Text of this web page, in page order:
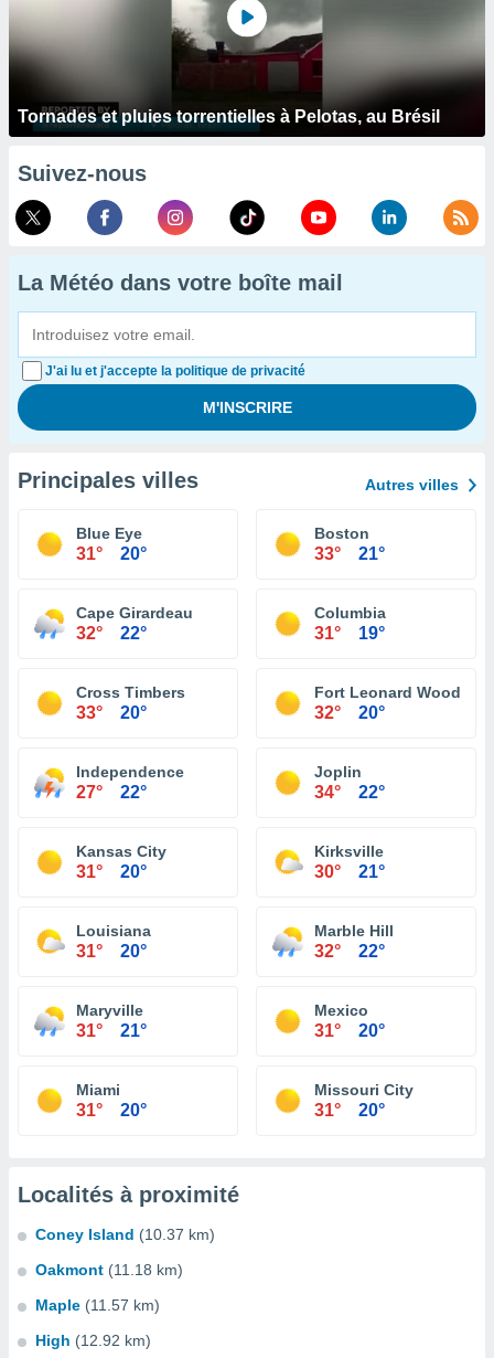
Tornades et pluies torrentielles à Pelotas, au Brésil
Suivez-nous
La Météo dans votre boîte mail
J'ai lu et j'accepte la politique de privacité
Principales villes Autres villes
Blue Eye
31° 20°
Boston
33° 21°
Cape Girardeau
32° 22°
Columbia
31° 19°
Cross Timbers
33° 20°
Fort Leonard Wood
32° 20°
Independence
27° 22°
Joplin
34° 22°
Kansas City
31° 20°
Kirksville
30° 21°
Louisiana
31° 20°
Marble Hill
32° 22°
Maryville
31° 21°
Mexico
31° 20°
Miami
31° 20°
Missouri City
31° 20°
Localités à proximité
Coney Island (10.37 km)
Oakmont (11.18 km)
Maple (11.57 km)
High (12.92 km)